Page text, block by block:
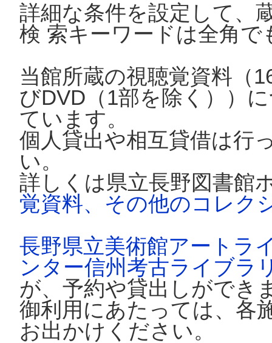
詳細な条件を設定して、
検 索キーワードは全角
当館所蔵の視聴覚資料（
びDVD（1部を除く））
ています。
個人貸出や相互貸借は行
い。
詳しくは県立長野図書館
覚資料、その他のコレク
長野県立美術館アートラ
ンター信州考古ライブラ
が、予約や貸出しができ
御利用にあたっては、各
お出かけください。